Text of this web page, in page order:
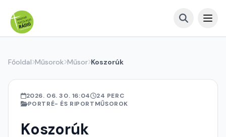
Főoldal Műsorok Műsor Koszorúk
2026. 06. 30. 16:04
24 PERC
PORTRÉ- ÉS RIPORTMŰSOROK
Koszorúk